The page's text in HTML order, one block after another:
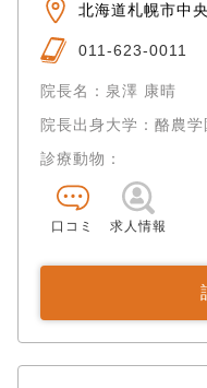
北海道札幌市中
011-623-0011
院長名：泉澤 康晴
院長出身大学：酪農学
診療動物：
口コミ 求人情報